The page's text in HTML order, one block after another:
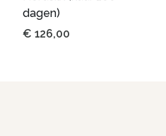
dagen)
€ 126,00